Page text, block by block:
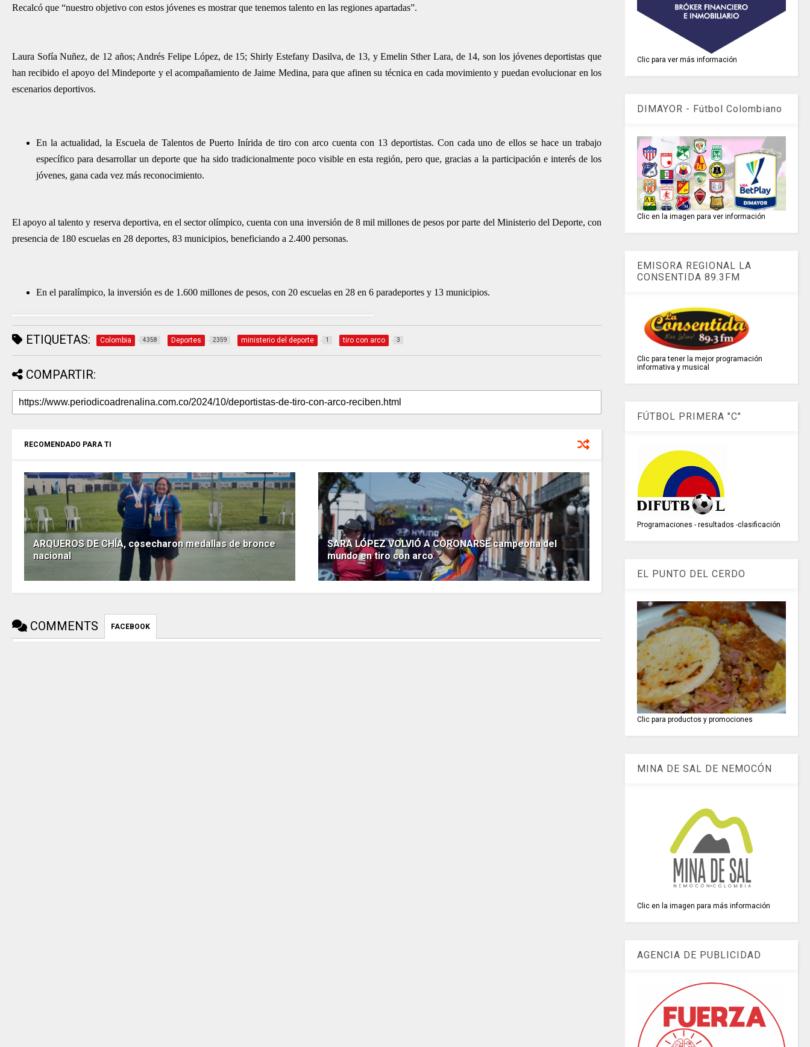
Recalcó que “nuestro objetivo con estos jóvenes es mostrar que tenemos talento en las regiones apartadas”.
Laura Sofía Nuñez, de 12 años; Andrés Felipe López, de 15; Shirly Estefany Dasilva, de 13, y Emelin Sther Lara, de 14, son los jóvenes deportistas que
han recibido el apoyo del Mindeporte y el acompañamiento de Jaime Medina, para que afinen su técnica en cada movimiento y puedan evolucionar en los
escenarios deportivos.
En la actualidad, la Escuela de Talentos de Puerto Inírida de tiro con arco cuenta con 13 deportistas. Con cada uno de ellos se hace un trabajo
específico para desarrollar un deporte que ha sido tradicionalmente poco visible en esta región, pero que, gracias a la participación e interés de los
jóvenes, gana cada vez más reconocimiento.
El apoyo al talento y reserva deportiva, en el sector olímpico, cuenta con una inversión de 8 mil millones de pesos por parte del Ministerio del Deporte, con
presencia de 180 escuelas en 28 deportes, 83 municipios, beneficiando a 2.400 personas.
En el paralímpico, la inversión es de 1.600 millones de pesos, con 20 escuelas en 28 en 6 paradeportes y 13 municipios.
ETIQUETAS: Colombia 4358 Deportes 2359 ministerio del deporte 1 tiro con arco 3
COMPARTIR:
RECOMENDADO PARA TI
ARQUEROS DE CHÍA, cosecharon medallas de bronce
nacional
SARA LÓPEZ VOLVIÓ A CORONARSE campeona del
mundo en tiro con arco
COMMENTS FACEBOOK
Clic para ver más información
DIMAYOR - Fútbol Colombiano
Clic en la imagen para ver información
EMISORA REGIONAL LA
CONSENTIDA 89.3FM
Clic para tener la mejor programación
informativa y musical
FÚTBOL PRIMERA "C"
Programaciones - resultados -clasificación
EL PUNTO DEL CERDO
Clic para productos y promociones
MINA DE SAL DE NEMOCÓN
Clic en la imagen para más información
AGENCIA DE PUBLICIDAD